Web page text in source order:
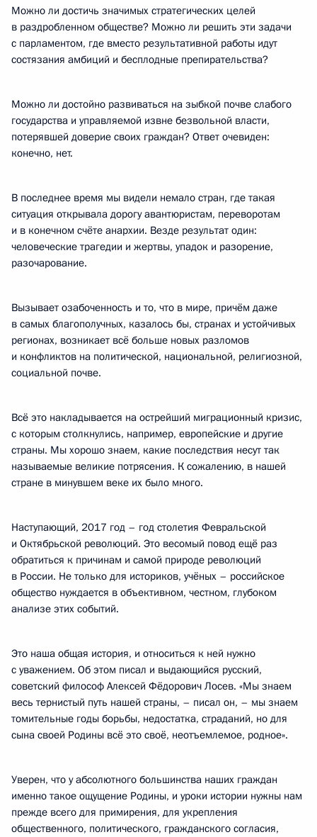
Можно ли достичь значимых стратегических целей
в раздробленном обществе? Можно ли решить эти задачи
с парламентом, где вместо результативной работы идут
состязания амбиций и бесплодные препирательства?
Можно ли достойно развиваться на зыбкой почве слабого
государства и управляемой извне безвольной власти,
потерявшей доверие своих граждан? Ответ очевиден:
конечно, нет.
В последнее время мы видели немало стран, где такая
ситуация открывала дорогу авантюристам, переворотам
и в конечном счёте анархии. Везде результат один:
человеческие трагедии и жертвы, упадок и разорение,
разочарование.
Вызывает озабоченность и то, что в мире, причём даже
в самых благополучных, казалось бы, странах и устойчивых
регионах, возникает всё больше новых разломов
и конфликтов на политической, национальной, религиозной,
социальной почве.
Всё это накладывается на острейший миграционный кризис,
с которым столкнулись, например, европейские и другие
страны. Мы хорошо знаем, какие последствия несут так
называемые великие потрясения. К сожалению, в нашей
стране в минувшем веке их было много.
Наступающий, 2017 год – год столетия Февральской
и Октябрьской революций. Это весомый повод ещё раз
обратиться к причинам и самой природе революций
в России. Не только для историков, учёных – российское
общество нуждается в объективном, честном, глубоком
анализе этих событий.
Это наша общая история, и относиться к ней нужно
с уважением. Об этом писал и выдающийся русский,
советский философ Алексей Фёдорович Лосев. «Мы знаем
весь тернистый путь нашей страны, – писал он, – мы знаем
томительные годы борьбы, недостатка, страданий, но для
сына своей Родины всё это своё, неотъемлемое, родное».
Уверен, что у абсолютного большинства наших граждан
именно такое ощущение Родины, и уроки истории нужны нам
прежде всего для примирения, для укрепления
общественного, политического, гражданского согласия,